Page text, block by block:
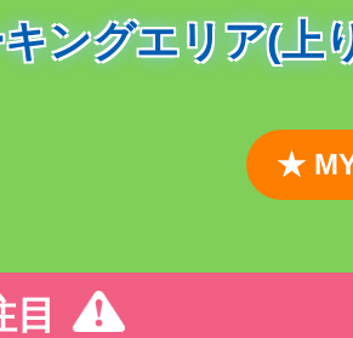
ングエリア(上
★
目